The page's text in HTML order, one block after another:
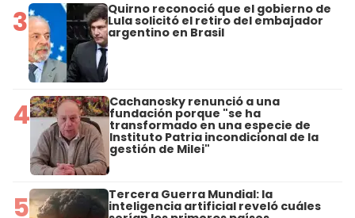
3 Quirno reconoció que el gobierno de
Lula solicitó el retiro del embajador
argentino en Brasil
4 Cachanosky renunció a una
fundación porque "se ha
transformado en una especie de
Instituto Patria incondicional de la
gestión de Milei"
5 Tercera Guerra Mundial: la
inteligencia artificial reveló cuáles